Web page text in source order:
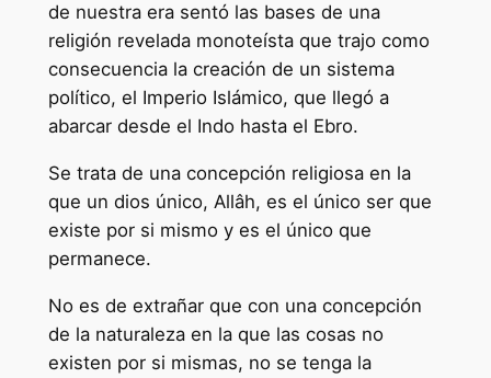
de nuestra era sentó las bases de una
religión revelada monoteísta que trajo como
consecuencia la creación de un sistema
político, el Imperio Islámico, que llegó a
abarcar desde el Indo hasta el Ebro.
Se trata de una concepción religiosa en la
que un dios único, Allâh, es el único ser que
existe por si mismo y es el único que
permanece.
No es de extrañar que con una concepción
de la naturaleza en la que las cosas no
existen por si mismas, no se tenga la